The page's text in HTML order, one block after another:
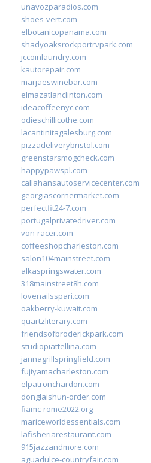
unavozparadios.com
shoes-vert.com
elbotanicopanama.com
shadyoaksrockportrvpark.com
jccoinlaundry.com
kautorepair.com
marjaeswinebar.com
elmazatlanclinton.com
ideacoffeenyc.com
odieschillicothe.com
lacantinitagalesburg.com
pizzadeliverybristol.com
greenstarsmogcheck.com
happypawspl.com
callahansautoservicecenter.com
georgiascornermarket.com
perfectfit24-7.com
portugalprivatedriver.com
von-racer.com
coffeeshopcharleston.com
salon104mainstreet.com
alkaspringswater.com
318mainstreet8h.com
lovenailsspari.com
oakberry-kuwait.com
quartzliterary.com
friendsofbroderickpark.com
studiopiattellina.com
jannagrillspringfield.com
fujiyamacharleston.com
elpatronchardon.com
donglaishun-order.com
fiamc-rome2022.org
mariceworldessentials.com
lafisheriarestaurant.com
915jazzandmore.com
aguadulce-countryfair.com